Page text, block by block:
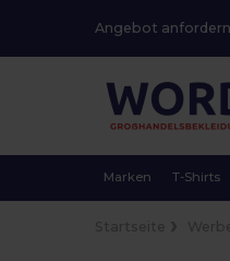
Angebot anfordern
Marken T-Shirts